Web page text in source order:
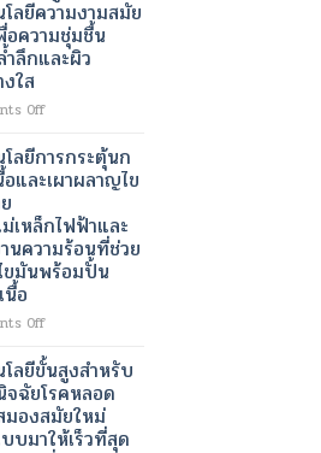
ด้วย
อัลตรา
ซา
3
ก้าวหน้า
ครั้ง
ใน
เทคโนโลยี
ทางการ
การ
ปริมาตร
ปัสสาวะ
โลยีความงามสมัย
อความชุ่มชื้น
ำลึกและผิว
ใส
Offon
ฉีด
กรด
ไฮ
ลู
โร
นิก
เข้ม
สูง
เทคโนโลยี
ความ
งาม
สมัย
โลยีการกระตุ้นก
อและเผาผลาญไข
เหล็กไฟฟ้าและ
นความร้อนที่ช่วย
ขมันพร้อมปั้น
นื้อ
Offon
การก
ระ
ตุ้
นก
ล้า
โลยีขั้นสูงสำหรับ
จฉัยโรคหลอด
มองสมัยใหม่
บมาให้เร็วที่สุด